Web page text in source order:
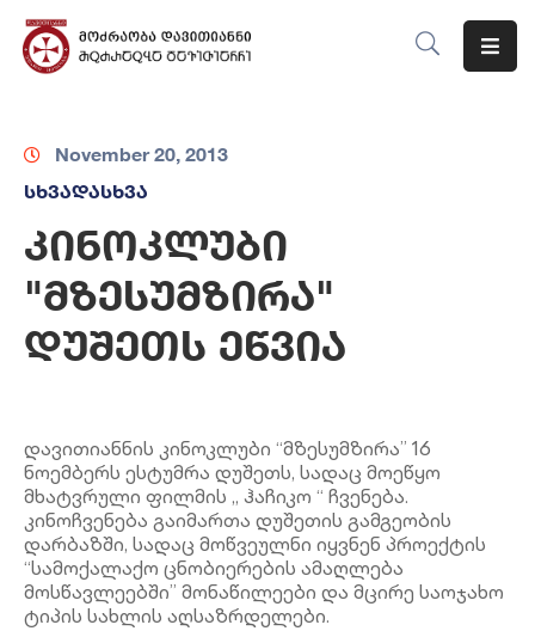
Ჩვენს
Შესახებ
Მიმართულებები
Ღონისძიებები
Ბლოგი
November 20, 2013
სხვადასხვა
კინოკლუბი
"მზესუმზირა"
დუშეთს ეწვია
დავითიანნის კინოკლუბი “მზესუმზირა” 16
ნოემბერს ესტუმრა დუშეთს, სადაც მოეწყო
მხატვრული ფილმის „ ჰაჩიკო “ ჩვენება.
კინოჩვენება გაიმართა დუშეთის გამგეობის
დარბაზში, სადაც მოწვეულნი იყვნენ პროექტის
“სამოქალაქო ცნობიერების ამაღლება
მოსწავლეებში” მონაწილეები და მცირე საოჯახო
ტიპის სახლის აღსაზრდელები.